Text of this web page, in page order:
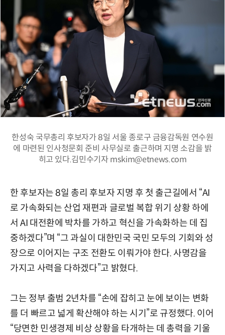
한성숙 국무총리 후보자가 8일 서울 종로구 금융감독원 연수원
에 마련된 인사청문회 준비 사무실로 출근하며 지명 소감을 밝
히고 있다.김민수기자 mskim@etnews.com
한 후보자는 8일 총리 후보자 지명 후 첫 출근길에서 “AI
로 가속화되는 산업 재편과 글로벌 복합 위기 상황 하에
서 AI 대전환에 박차를 가하고 혁신을 가속화하는 데 집
중하겠다”며 “그 과실이 대한민국 국민 모두의 기회와 성
장으로 이어지는 구조 전환도 이뤄가야 한다. 사명감을
가지고 사력을 다하겠다”고 밝혔다.
그는 정부 출범 2년차를 “손에 잡히고 눈에 보이는 변화
를 더 빠르고 넓게 확산해야 하는 시기”로 규정했다. 이어
“당면한 민생경제 비상 상황을 타개하는 데 총력을 기울